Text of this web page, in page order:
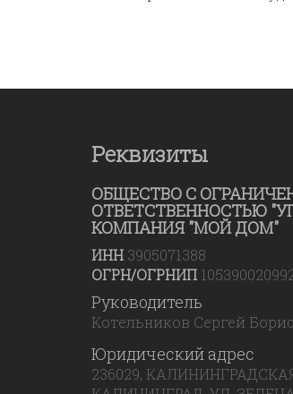
Реквизиты
ОБЩЕСТВО С
ОТВЕТСТВЕННОСТЬЮ
КОМПАНИЯ "МОЙ ДОМ"
ИНН 3905071388
ОГРН/ОГРНИП
Руководитель
Котельников Сергей
Юридический адрес
236029,